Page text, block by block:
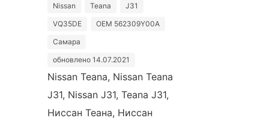
Nissan Teana
J31
VQ35DE
OEM 562309Y00A
Самара
обновлено 14.07.2021
Nissan Teana, Nissan Teana
J31, Nissan J31, Teana J31,
Ниссан Теана, Ниссан